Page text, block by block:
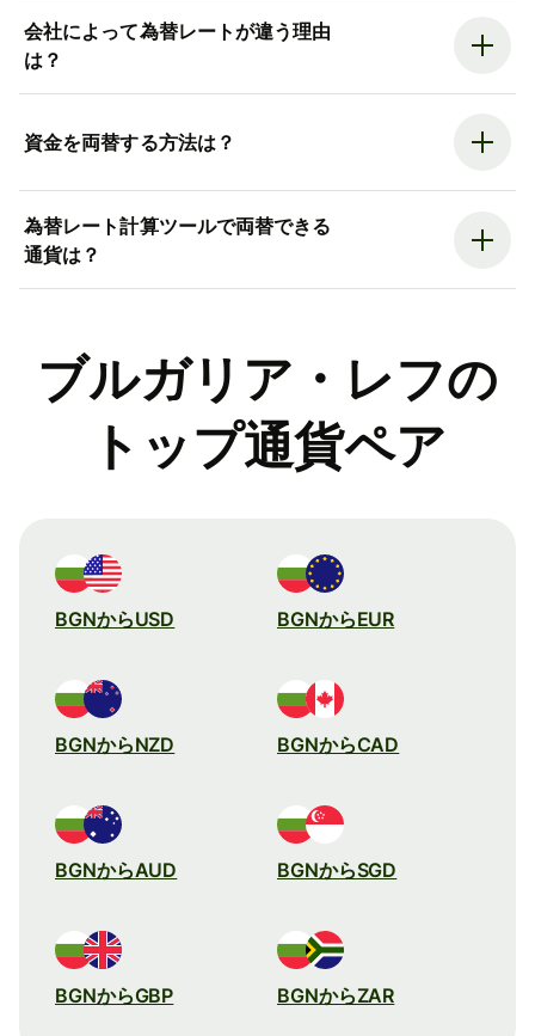
会社によって為替レートが違う理由
は？
資金を両替する方法は？
為替レート計算ツールで両替できる
通貨は？
ブルガリア・レフの
トップ通貨ペア
BGNからUSD BGNからEUR
BGNからNZD BGNからCAD
BGNからAUD BGNからSGD
BGNからGBP BGNからZAR